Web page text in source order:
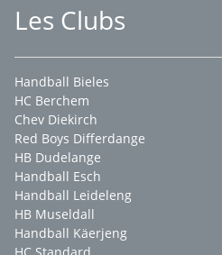
Les Clubs
Handball Bieles
HC Berchem
Chev Diekirch
Red Boys Differdange
HB Dudelange
Handball Esch
Handball Leideleng
HB Museldall
Handball Käerjeng